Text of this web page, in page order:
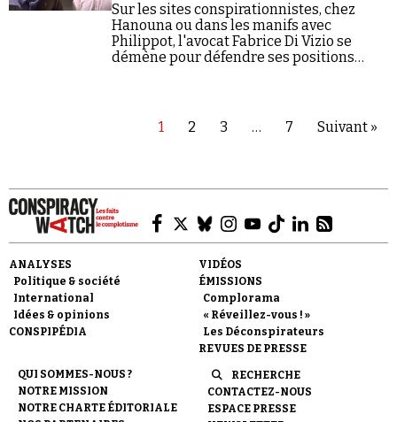
Sur les sites conspirationnistes, chez
Hanouna ou dans les manifs avec
Philippot, l'avocat Fabrice Di Vizio se
démène pour défendre ses positions
1 2 3 … 7 Suivant »
ANALYSES
Politique & société
International
Idées & opinions
CONSPIPÉDIA
VIDÉOS
ÉMISSIONS
Complorama
« Réveillez-vous ! »
Les Déconspirateurs
REVUES DE PRESSE
QUI SOMMES-NOUS ?
NOTRE MISSION
NOTRE CHARTE ÉDITORIALE
RECHERCHE
CONTACTEZ-NOUS
ESPACE PRESSE